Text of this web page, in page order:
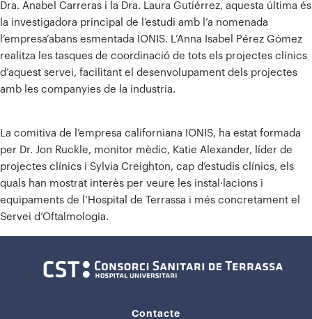
Dra. Anabel Carreras i la Dra. Laura Gutiérrez, aquesta última és
la investigadora principal de l’estudi amb l’a nomenada
l’empresa’abans esmentada IONIS. L’Anna Isabel Pérez Gómez
realitza les tasques de coordinació de tots els projectes clínics
d’aquest servei, facilitant el desenvolupament dels projectes
amb les companyies de la industria.
La comitiva de l’empresa californiana IONIS, ha estat formada
per Dr. Jon Ruckle, monitor mèdic, Katie Alexander, líder de
projectes clínics i Sylvia Creighton, cap d’estudis clínics, els
quals han mostrat interès per veure les instal·lacions i
equipaments de l’Hospital de Terrassa i més concretament el
Servei d’Oftalmologia.
Contacte